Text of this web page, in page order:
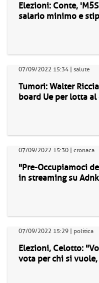
Elezioni: Conte,
salario minimo e
07/09/2022 15:34 | salute
Tumori: Walter
board Ue per lotta al
07/09/2022 15:30 | cronaca
"Pre-Occupiamoci
in streaming su
07/09/2022 15:29 | politica
Elezioni, Celotto:
vota per chi si